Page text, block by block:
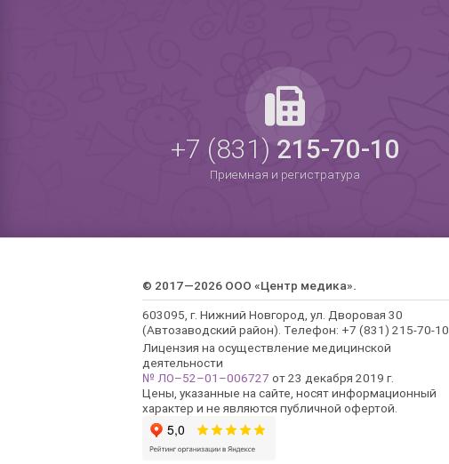
+7 (831) 215-70-10
Приемная и регистратура
© 2017—2026 ООО «Центр медика».
603095, г. Нижний Новгород, ул. Дворовая 30
(Автозаводский район). Телефон: +7 (831) 215-70-10.
Лицензия на осуществление медицинской
деятельности
№ ЛО–52–01–006727 от 23 декабря 2019 г.
Цены, указанные на сайте, носят информационный
характер и не являются публичной офертой.